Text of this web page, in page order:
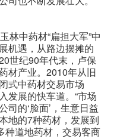
林中药材“扁担大军”中
机遇，从路边摆摊的
世纪90年代末，卢保
材产业。2010年从旧
式中药材交易市场
展的快车道。“市场
司的‘脸面’，生意日益
地的7种药材，发展到
种道地药材，交易客商